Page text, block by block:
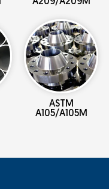
ASTM
A105/A105M